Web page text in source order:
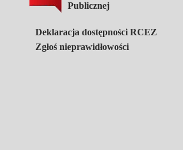
Publicznej
Deklaracja dostępności RCEZ
Zgłoś nieprawidłowości